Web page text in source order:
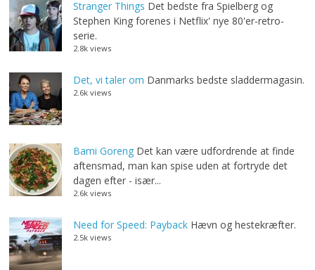
Stranger Things Det bedste fra Spielberg og
Stephen King forenes i Netflix' nye 80'er-retro-
serie.
2.8k views
Det, vi taler om Danmarks bedste sladdermagasin.
2.6k views
Bami Goreng Det kan være udfordrende at finde
aftensmad, man kan spise uden at fortryde det
dagen efter - især...
2.6k views
Need for Speed: Payback Hævn og hestekræfter.
2.5k views